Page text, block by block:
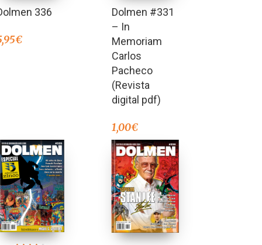
336
€
Dolmen #331
– In
Memoriam
Carlos
Pacheco
(Revista
digital pdf)
1,00€